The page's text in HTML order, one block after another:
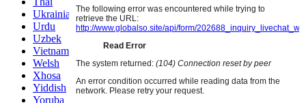
Ukrainian
Urdu
Uzbek
Vietnamese
Welsh
Xhosa
Yiddish
Yoruba